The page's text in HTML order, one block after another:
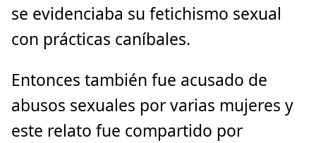
se evidenciaba su fetichismo sexual
con prácticas caníbales.
Entonces también fue acusado de
abusos sexuales por varias mujeres y
este relato fue compartido por